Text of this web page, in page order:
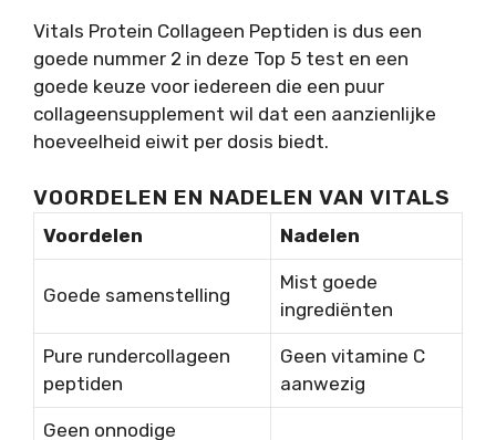
Vitals Protein Collageen Peptiden is dus een
goede nummer 2 in deze Top 5 test en een
goede keuze voor iedereen die een puur
collageensupplement wil dat een aanzienlijke
hoeveelheid eiwit per dosis biedt.
VOORDELEN EN NADELEN VAN VITALS
Voordelen Nadelen
Goede samenstelling
Mist goede
ingrediënten
Pure rundercollageen
peptiden
Geen vitamine C
aanwezig
Geen onnodige